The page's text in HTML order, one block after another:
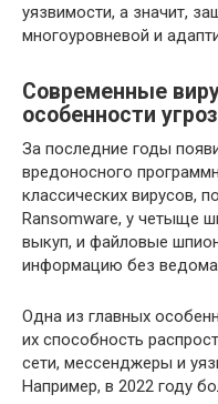
уязвимости, а значит,
многоуровневой и
Современные
особенности угроз
За последние годы
вредоносного
классических вирусов,
Ransomware, у четыще
выкуп, и файловые
информацию без ведома
Одна из главных
их способность
сети, мессенджеры и
Например, в 2022 году